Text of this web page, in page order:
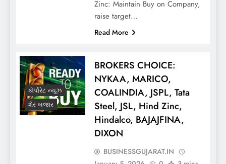
Zinc: Maintain Buy on Company,
raise target…
Read More
કોર્પોરેટ ન્યૂઝ
શેર બજાર
BROKERS CHOICE:
NYKAA, MARICO,
COALINDIA, JSPL, Tata
Steel, JSL, Hind Zinc,
Hindalco, BAJAJFINA,
DIXON
BUSINESSGUJARAT.IN